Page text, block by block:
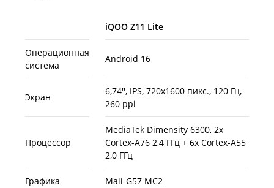
iQOO Z11 Lite
Операционная
система
Android 16
Экран
6,74'', IPS, 720x1600 пикс., 120 Гц,
260 ppi
Процессор
MediaTek Dimensity 6300, 2x
Cortex-A76 2,4 ГГц + 6x Cortex-A55
2,0 ГГц
Графика Mali-G57 MC2